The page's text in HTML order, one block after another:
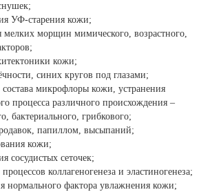
УФ-старения кожи;
мелких морщин мимического, возрастного,
кожи;
синих кругов под глазами;
микрофлоры кожи, устранения
процесса различного происхождения –
бактериального, грибкового;
папиллом, высыпаний;
кожи;
сосудистых сеточек;
коллагеногенеза и эластиногенеза;
нормального фактора увлажнения кожи;